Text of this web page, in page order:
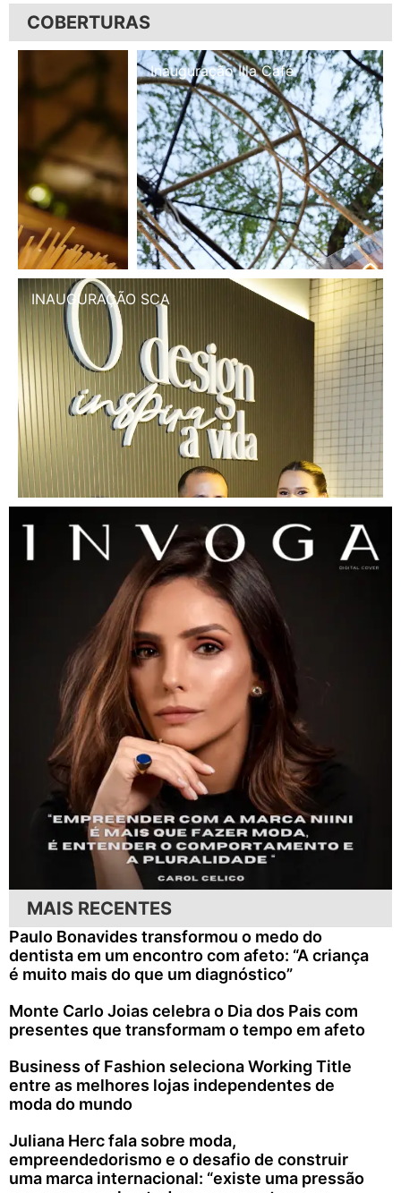
COBERTURAS
Inauguração Illa Café
INAUGURAÇÃO SCA
MAIS RECENTES
Paulo Bonavides transformou o medo do
dentista em um encontro com afeto: “A criança
é muito mais do que um diagnóstico”
Monte Carlo Joias celebra o Dia dos Pais com
presentes que transformam o tempo em afeto
Business of Fashion seleciona Working Title
entre as melhores lojas independentes de
moda do mundo
Juliana Herc fala sobre moda,
empreendedorismo e o desafio de construir
uma marca internacional: “existe uma pressão